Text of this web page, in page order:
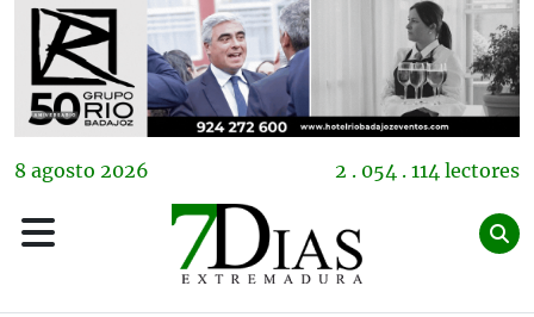
8 agosto 2026 2 . 054 . 114 lectores